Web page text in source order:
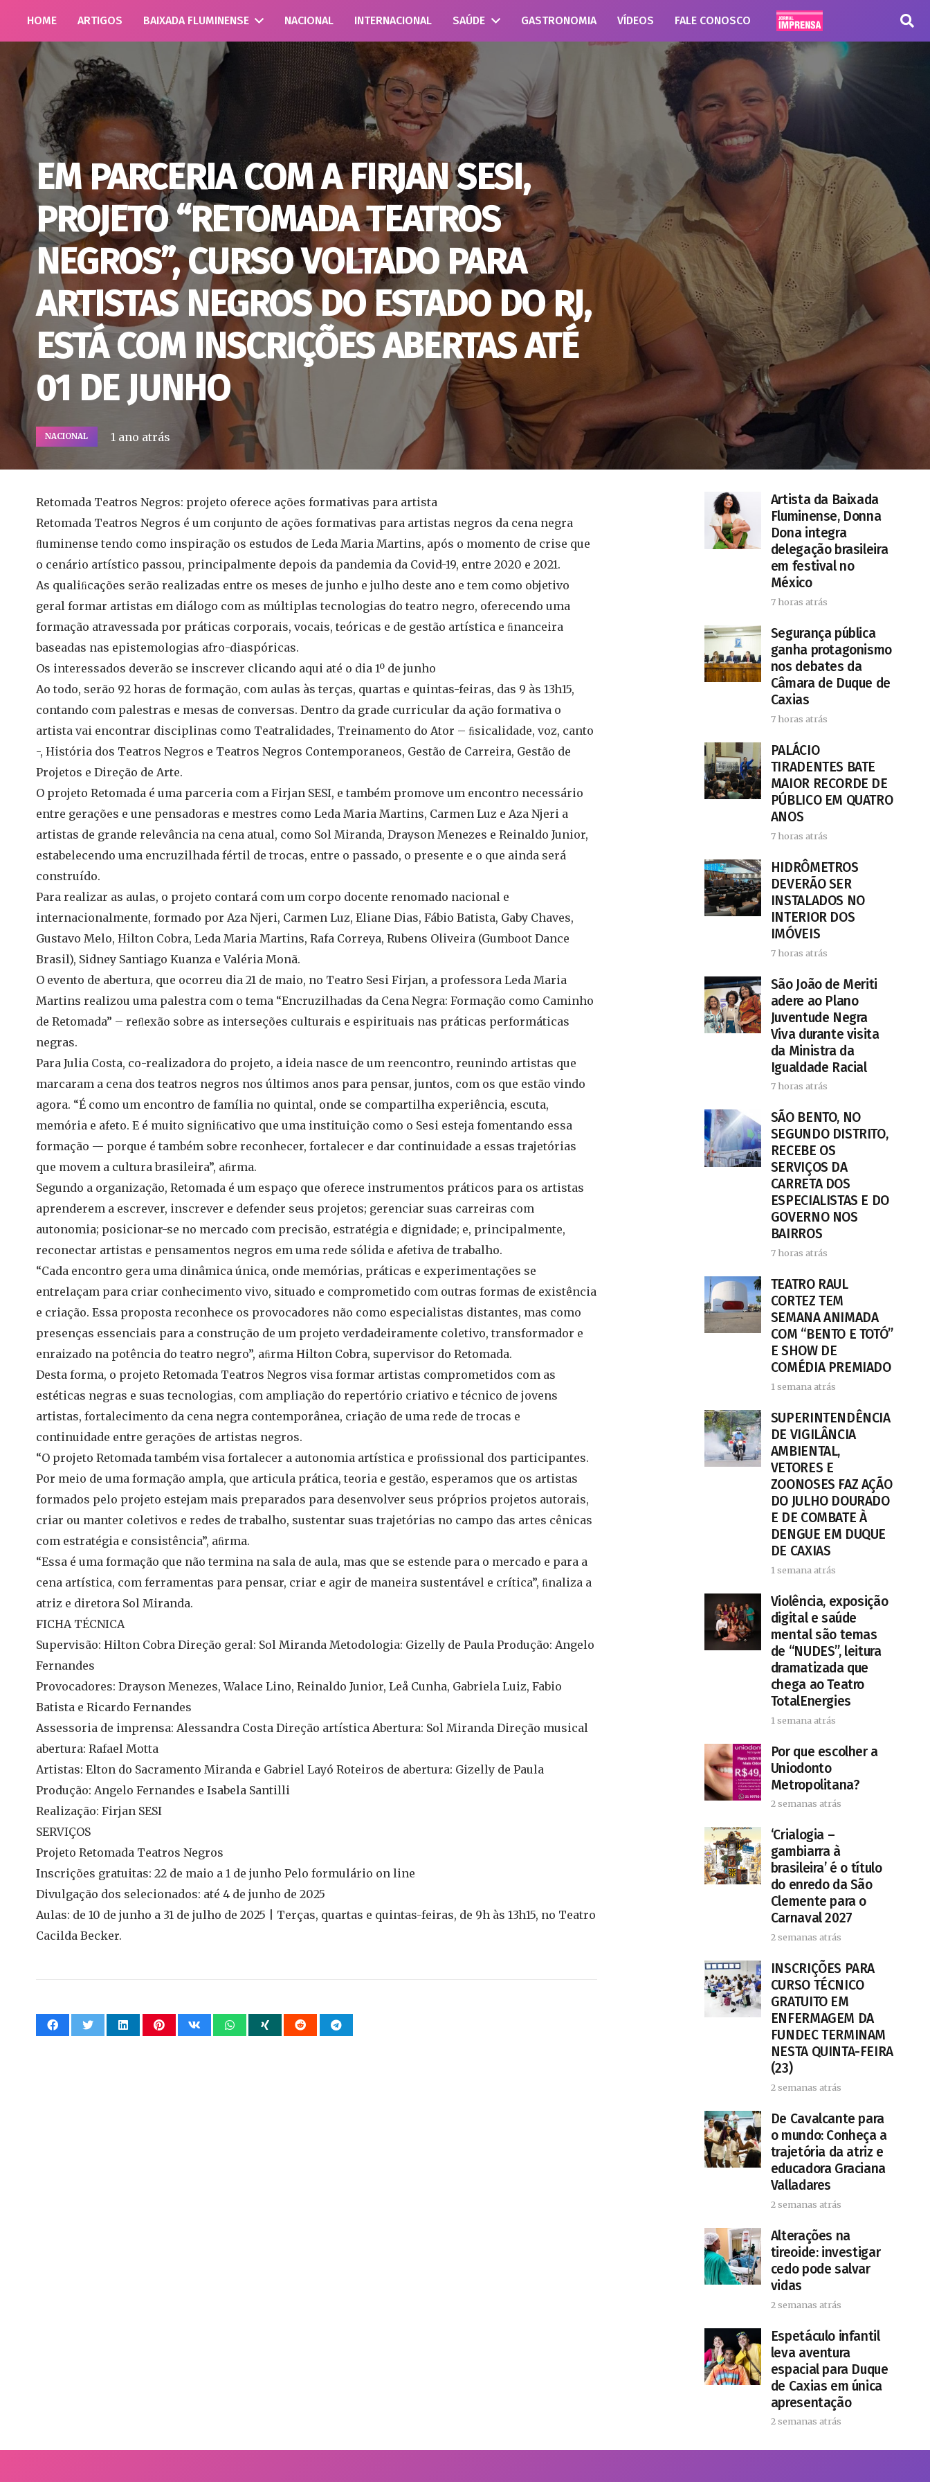
HOME ARTIGOS BAIXADA FLUMINENSE NACIONAL INTERNACIONAL SAÚDE GASTRONOMIA VÍDEOS FALE CONOSCO
EM PARCERIA COM A FIRJAN SESI,
PROJETO “RETOMADA TEATROS
NEGROS”, CURSO VOLTADO PARA
ARTISTAS NEGROS DO ESTADO DO RJ,
ESTÁ COM INSCRIÇÕES ABERTAS ATÉ
01 DE JUNHO
NACIONAL 1 ano atrás
Retomada Teatros Negros: projeto oferece ações formativas para artista
Retomada Teatros Negros é um conjunto de ações formativas para artistas negros da cena negra
ﬂuminense tendo como inspiração os estudos de Leda Maria Martins, após o momento de crise que
o cenário artístico passou, principalmente depois da pandemia da Covid-19, entre 2020 e 2021.
As qualiﬁcações serão realizadas entre os meses de junho e julho deste ano e tem como objetivo
geral formar artistas em diálogo com as múltiplas tecnologias do teatro negro, oferecendo uma
formação atravessada por práticas corporais, vocais, teóricas e de gestão artística e ﬁnanceira
baseadas nas epistemologias afro-diaspóricas.
Os interessados deverão se inscrever clicando aqui até o dia 1º de junho
Ao todo, serão 92 horas de formação, com aulas às terças, quartas e quintas-feiras, das 9 às 13h15,
contando com palestras e mesas de conversas. Dentro da grade curricular da ação formativa o
artista vai encontrar disciplinas como Teatralidades, Treinamento do Ator – ﬁsicalidade, voz, canto
-, História dos Teatros Negros e Teatros Negros Contemporaneos, Gestão de Carreira, Gestão de
Projetos e Direção de Arte.
O projeto Retomada é uma parceria com a Firjan SESI, e também promove um encontro necessário
entre gerações e une pensadoras e mestres como Leda Maria Martins, Carmen Luz e Aza Njeri a
artistas de grande relevância na cena atual, como Sol Miranda, Drayson Menezes e Reinaldo Junior,
estabelecendo uma encruzilhada fértil de trocas, entre o passado, o presente e o que ainda será
construído.
Para realizar as aulas, o projeto contará com um corpo docente renomado nacional e
internacionalmente, formado por Aza Njeri, Carmen Luz, Eliane Dias, Fábio Batista, Gaby Chaves,
Gustavo Melo, Hilton Cobra, Leda Maria Martins, Rafa Correya, Rubens Oliveira (Gumboot Dance
Brasil), Sidney Santiago Kuanza e Valéria Monã.
O evento de abertura, que ocorreu dia 21 de maio, no Teatro Sesi Firjan, a professora Leda Maria
Martins realizou uma palestra com o tema “Encruzilhadas da Cena Negra: Formação como Caminho
de Retomada” – reﬂexão sobre as interseções culturais e espirituais nas práticas performáticas
negras.
Para Julia Costa, co-realizadora do projeto, a ideia nasce de um reencontro, reunindo artistas que
marcaram a cena dos teatros negros nos últimos anos para pensar, juntos, com os que estão vindo
agora. “É como um encontro de família no quintal, onde se compartilha experiência, escuta,
memória e afeto. E é muito signiﬁcativo que uma instituição como o Sesi esteja fomentando essa
formação — porque é também sobre reconhecer, fortalecer e dar continuidade a essas trajetórias
que movem a cultura brasileira”, aﬁrma.
Segundo a organização, Retomada é um espaço que oferece instrumentos práticos para os artistas
aprenderem a escrever, inscrever e defender seus projetos; gerenciar suas carreiras com
autonomia; posicionar-se no mercado com precisão, estratégia e dignidade; e, principalmente,
reconectar artistas e pensamentos negros em uma rede sólida e afetiva de trabalho.
“Cada encontro gera uma dinâmica única, onde memórias, práticas e experimentações se
entrelaçam para criar conhecimento vivo, situado e comprometido com outras formas de existência
e criação. Essa proposta reconhece os provocadores não como especialistas distantes, mas como
presenças essenciais para a construção de um projeto verdadeiramente coletivo, transformador e
enraizado na potência do teatro negro”, aﬁrma Hilton Cobra, supervisor do Retomada.
Desta forma, o projeto Retomada Teatros Negros visa formar artistas comprometidos com as
estéticas negras e suas tecnologias, com ampliação do repertório criativo e técnico de jovens
artistas, fortalecimento da cena negra contemporânea, criação de uma rede de trocas e
continuidade entre gerações de artistas negros.
“O projeto Retomada também visa fortalecer a autonomia artística e proﬁssional dos participantes.
Por meio de uma formação ampla, que articula prática, teoria e gestão, esperamos que os artistas
formados pelo projeto estejam mais preparados para desenvolver seus próprios projetos autorais,
criar ou manter coletivos e redes de trabalho, sustentar suas trajetórias no campo das artes cênicas
com estratégia e consistência”, aﬁrma.
“Essa é uma formação que não termina na sala de aula, mas que se estende para o mercado e para a
cena artística, com ferramentas para pensar, criar e agir de maneira sustentável e crítica”, ﬁnaliza a
atriz e diretora Sol Miranda.
FICHA TÉCNICA
Supervisão: Hilton Cobra Direção geral: Sol Miranda Metodologia: Gizelly de Paula Produção: Angelo
Fernandes
Provocadores: Drayson Menezes, Walace Lino, Reinaldo Junior, Leå Cunha, Gabriela Luiz, Fabio
Batista e Ricardo Fernandes
Assessoria de imprensa: Alessandra Costa Direção artística Abertura: Sol Miranda Direção musical
abertura: Rafael Motta
Artistas: Elton do Sacramento Miranda e Gabriel Layó Roteiros de abertura: Gizelly de Paula
Produção: Angelo Fernandes e Isabela Santilli
Realização: Firjan SESI
SERVIÇOS
Projeto Retomada Teatros Negros
Inscrições gratuitas: 22 de maio a 1 de junho Pelo formulário on line
Divulgação dos selecionados: até 4 de junho de 2025
Aulas: de 10 de junho a 31 de julho de 2025 | Terças, quartas e quintas-feiras, de 9h às 13h15, no Teatro
Cacilda Becker.
Artista da Baixada
Fluminense, Donna
Dona integra
delegação brasileira
em festival no
México
7 horas atrás
Segurança pública
ganha protagonismo
nos debates da
Câmara de Duque de
Caxias
7 horas atrás
PALÁCIO
TIRADENTES BATE
MAIOR RECORDE DE
PÚBLICO EM QUATRO
ANOS
7 horas atrás
HIDRÔMETROS
DEVERÃO SER
INSTALADOS NO
INTERIOR DOS
IMÓVEIS
7 horas atrás
São João de Meriti
adere ao Plano
Juventude Negra
Viva durante visita
da Ministra da
Igualdade Racial
7 horas atrás
SÃO BENTO, NO
SEGUNDO DISTRITO,
RECEBE OS
SERVIÇOS DA
CARRETA DOS
ESPECIALISTAS E DO
GOVERNO NOS
BAIRROS
7 horas atrás
TEATRO RAUL
CORTEZ TEM
SEMANA ANIMADA
COM “BENTO E TOTÓ”
E SHOW DE
COMÉDIA PREMIADO
1 semana atrás
SUPERINTENDÊNCIA
DE VIGILÂNCIA
AMBIENTAL,
VETORES E
ZOONOSES FAZ AÇÃO
DO JULHO DOURADO
E DE COMBATE À
DENGUE EM DUQUE
DE CAXIAS
1 semana atrás
Violência, exposição
digital e saúde
mental são temas
de “NUDES”, leitura
dramatizada que
chega ao Teatro
TotalEnergies
1 semana atrás
Por que escolher a
Uniodonto
Metropolitana?
2 semanas atrás
‘Crialogia –
gambiarra à
brasileira’ é o título
do enredo da São
Clemente para o
Carnaval 2027
2 semanas atrás
INSCRIÇÕES PARA
CURSO TÉCNICO
GRATUITO EM
ENFERMAGEM DA
FUNDEC TERMINAM
NESTA QUINTA-FEIRA
(23)
2 semanas atrás
De Cavalcante para
o mundo: Conheça a
trajetória da atriz e
educadora Graciana
Valladares
2 semanas atrás
Alterações na
tireoide: investigar
cedo pode salvar
vidas
2 semanas atrás
​Espetáculo infantil
leva aventura
espacial para Duque
de Caxias em única
apresentação
2 semanas atrás